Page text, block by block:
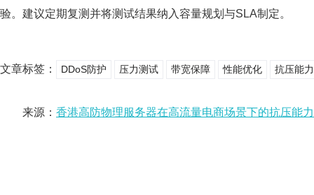
验。建议定期复测并将测试结果纳入容量规划与SLA制定。
文章标签： DDoS防护 压力测试 带宽保障 性能优化 抗压能
来源： 香港高防物理服务器在高流量电商场景下的抗压能